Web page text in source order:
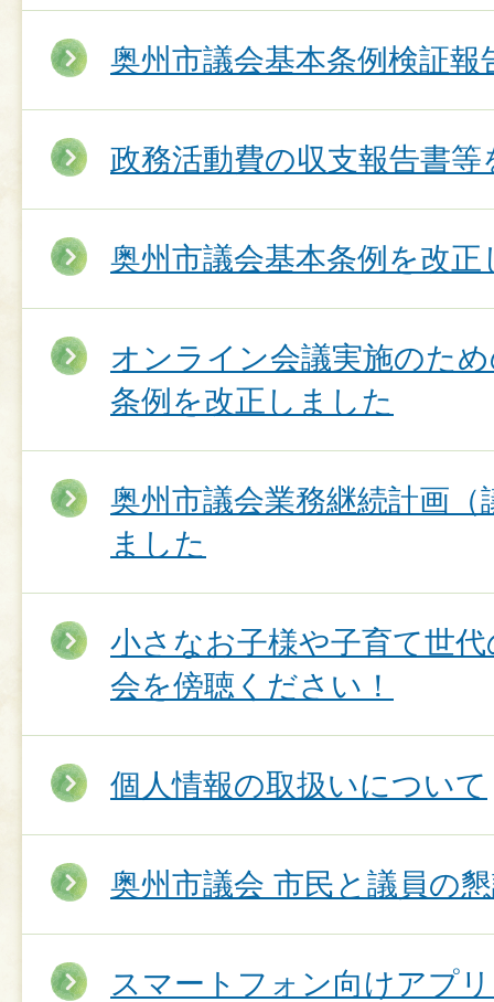
奥州市議会基本条例検証
政務活動費の収支報告書
奥州市議会基本条例を改正
オンライン会議実施のた
条例を改正しました
奥州市議会業務継続計画
ました
小さなお子様や子育て世
会を傍聴ください！
個人情報の取扱いについて
奥州市議会 市民と議員の
スマートフォン向けアプ